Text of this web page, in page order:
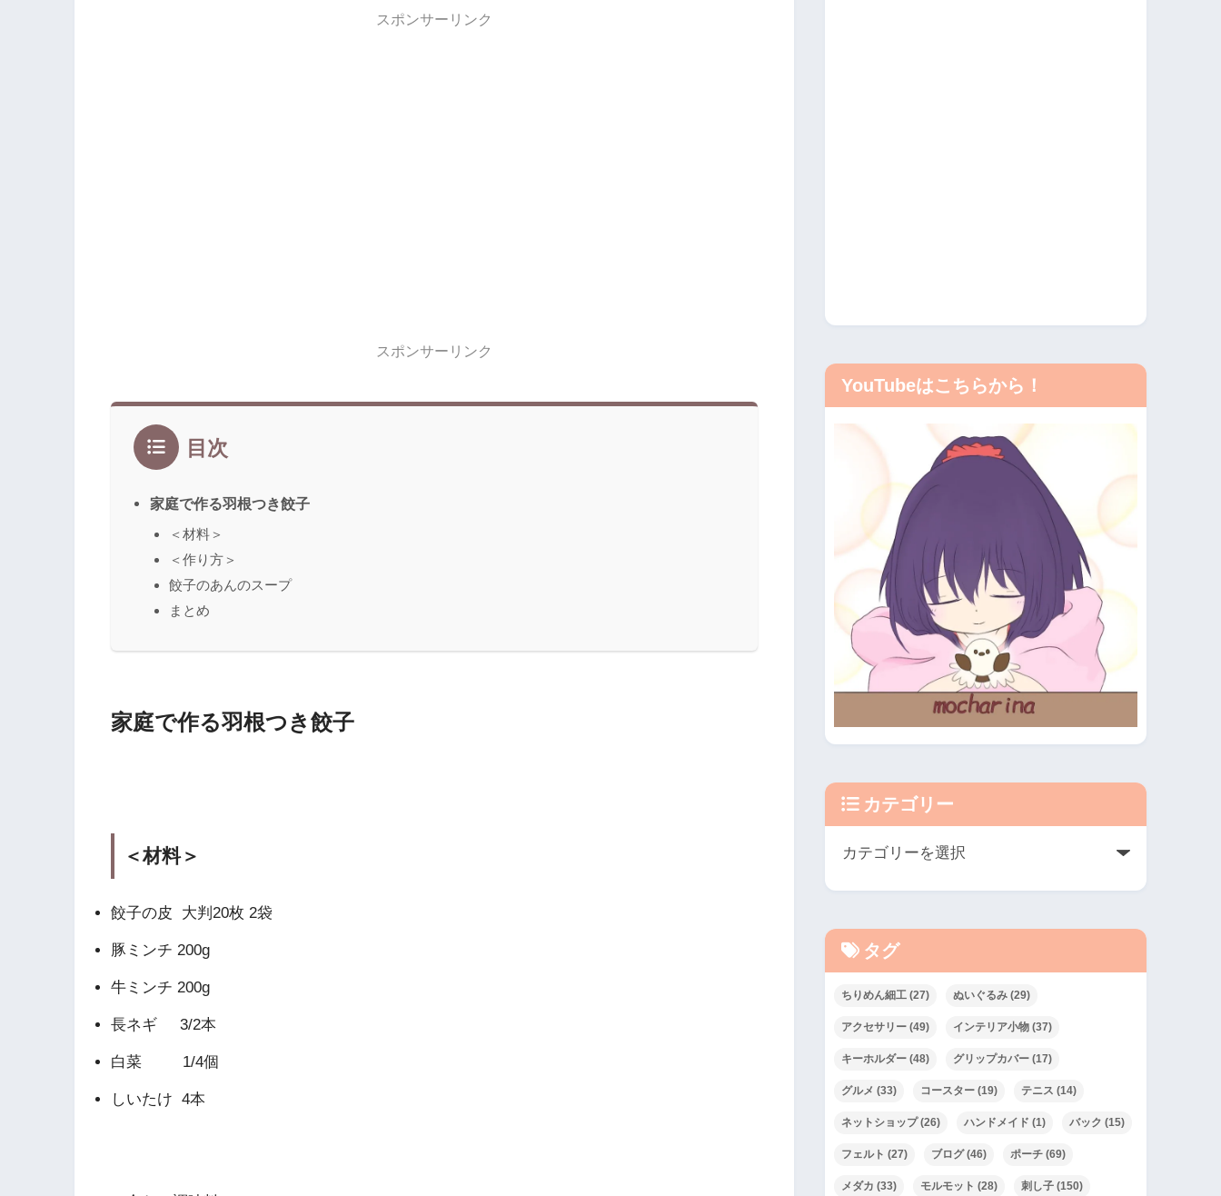
スポンサーリンク
スポンサーリンク
目次
家庭で作る羽根つき餃子
＜材料＞
＜作り方＞
餃子のあんのスープ
まとめ
家庭で作る羽根つき餃子
＜材料＞
餃子の皮 大判20枚 2袋
豚ミンチ 200g
牛ミンチ 200g
長ネギ 3/2本
白菜 1/4個
しいたけ 4本
YouTubeはこちらから！
カテゴリー
タグ
ちりめん細工 (27) ぬいぐるみ (29)
アクセサリー (49) インテリア小物 (37)
キーホルダー (48) グリップカバー (17)
グルメ (33) コースター (19) テニス (14)
ネットショップ(26) ハンドメイド (1) バック (15)
フェルト (27) ブログ(46) ポーチ (69)
メダカ (33) モルモット (28) 刺し子 (150)